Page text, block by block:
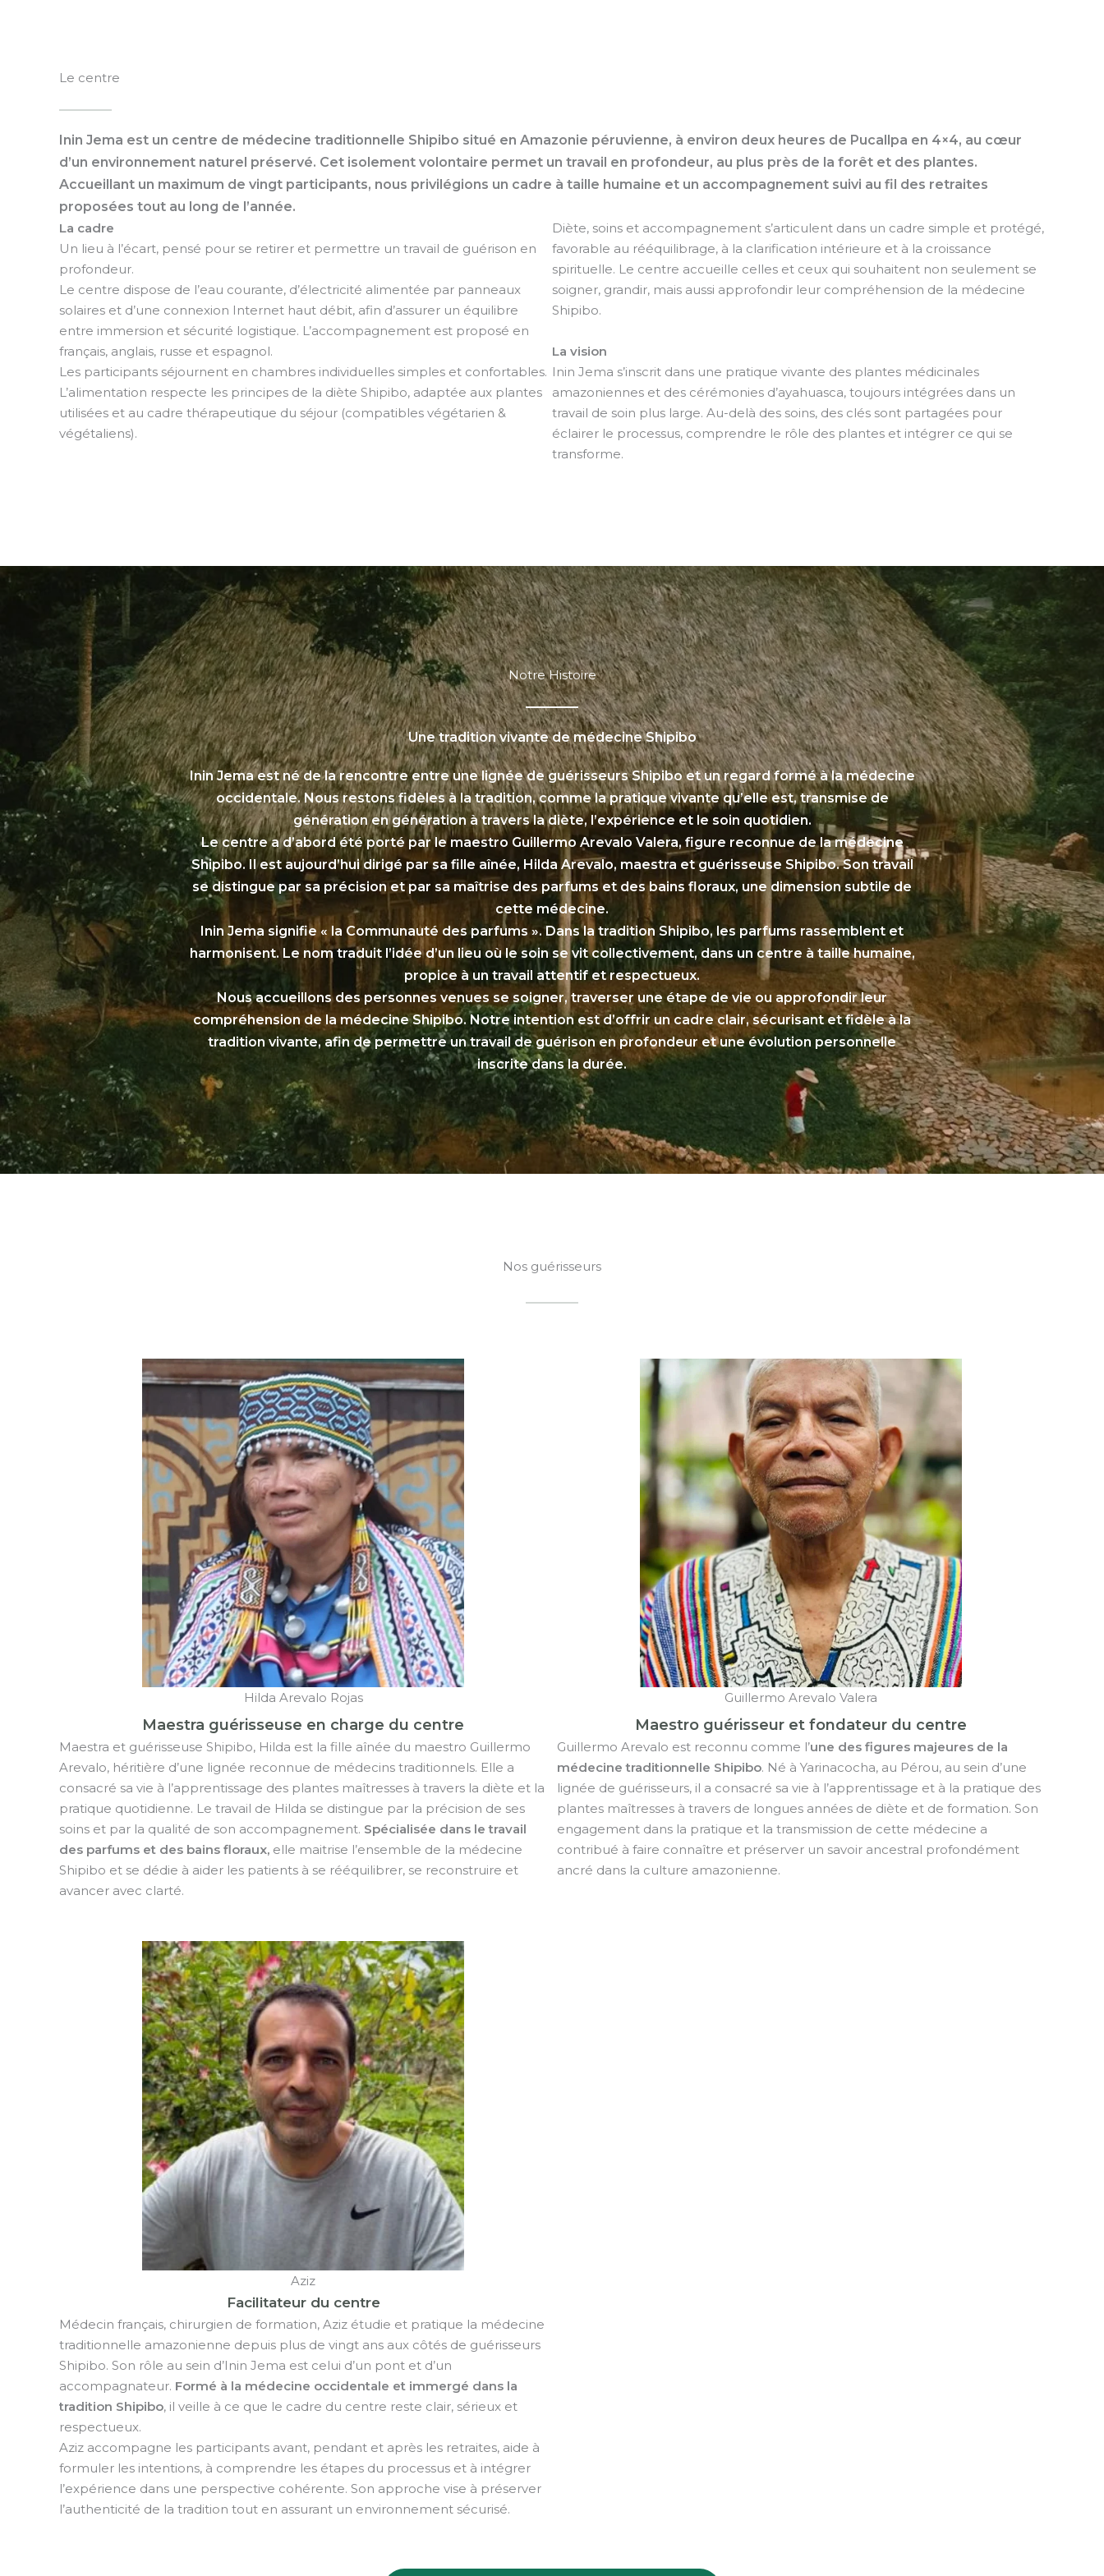
Le centre
Inin Jema est un centre de médecine traditionnelle Shipibo situé en Amazonie péruvienne, à environ deux heures de Pucallpa en 4×4, au cœur
d’un environnement naturel préservé. Cet isolement volontaire permet un travail en profondeur, au plus près de la forêt et des plantes.
Accueillant un maximum de vingt participants, nous privilégions un cadre à taille humaine et un accompagnement suivi au fil des retraites
proposées tout au long de l’année.
La cadre
Un lieu à l’écart, pensé pour se retirer et permettre un travail de guérison en
profondeur.
Le centre dispose de l’eau courante, d’électricité alimentée par panneaux
solaires et d’une connexion Internet haut débit, afin d’assurer un équilibre
entre immersion et sécurité logistique. L’accompagnement est proposé en
français, anglais, russe et espagnol.
Les participants séjournent en chambres individuelles simples et confortables.
L’alimentation respecte les principes de la diète Shipibo, adaptée aux plantes
utilisées et au cadre thérapeutique du séjour (compatibles végétarien &
végétaliens).
Diète, soins et accompagnement s’articulent dans un cadre simple et protégé,
favorable au rééquilibrage, à la clarification intérieure et à la croissance
spirituelle. Le centre accueille celles et ceux qui souhaitent non seulement se
soigner, grandir, mais aussi approfondir leur compréhension de la médecine
Shipibo.
La vision
Inin Jema s’inscrit dans une pratique vivante des plantes médicinales
amazoniennes et des cérémonies d’ayahuasca, toujours intégrées dans un
travail de soin plus large. Au-delà des soins, des clés sont partagées pour
éclairer le processus, comprendre le rôle des plantes et intégrer ce qui se
transforme.
Notre Histoire
Une tradition vivante de médecine Shipibo
Inin Jema est né de la rencontre entre une lignée de guérisseurs Shipibo et un regard formé à la médecine
occidentale. Nous restons fidèles à la tradition,commela pratique vivante qu’elle est, transmise de
génération en génération à travers la diète, l’expérience et le soin quotidien.
Le centre a d’abord été porté par le maestro Guillermo Arevalo Valera, figure reconnue de la médecine
Shipibo. Il est aujourd’hui dirigé par sa fille aînée, Hilda Arevalo, maestra et guérisseuse Shipibo. Son travail
se distingue par sa précision et par sa maîtrise des parfums et des bains floraux, une dimension subtile de
cette médecine.
Inin Jema signifie « la Communauté des parfums ». Dans la tradition Shipibo, les parfums rassemblent et
harmonisent. Le nom traduit l’idée d’un lieu où le soin se vit collectivement, dans un centre à taille humaine,
propice à un travail attentif et respectueux.
Nous accueillons des personnes venues se soigner, traverser une étape de vie ou approfondir leur
compréhension de la médecine Shipibo. Notre intention est d’offrir un cadre clair, sécurisant et fidèle à la
tradition vivante, afin de permettre un travail de guérison en profondeur et une évolution personnelle
inscrite dans la durée.
Nos guérisseurs
Hilda Arevalo Rojas
Maestra guérisseuse en charge du centre
Maestra et guérisseuse Shipibo, Hilda est la fille aînée du maestro Guillermo
Arevalo, héritière d’une lignée reconnue de médecins traditionnels. Elle a
consacré sa vie à l’apprentissage des plantes maîtresses à travers la diète et la
pratique quotidienne. Le travail de Hilda se distingue par la précision de ses
soins et par la qualité de son accompagnement. Spécialisée dans le travail
des parfums et des bains floraux, elle maitrise l’ensemble de la médecine
Shipibo et se dédie à aider les patients à se rééquilibrer, se reconstruire et
avancer avec clarté.
Aziz
Facilitateur du centre
Médecin français, chirurgien de formation, Aziz étudie et pratique la médecine
traditionnelle amazonienne depuis plus de vingt ans aux côtés de guérisseurs
Shipibo. Son rôle au sein d’Inin Jema est celui d’un pont et d’un
accompagnateur. Formé à la médecine occidentale et immergé dans la
tradition Shipibo, il veille à ce que le cadre du centre reste clair, sérieux et
respectueux.
Aziz accompagne les participants avant, pendant et après les retraites, aide à
formuler les intentions, à comprendre les étapes du processus et à intégrer
l’expérience dans une perspective cohérente. Son approche vise à préserver
l’authenticité de la tradition tout en assurant un environnement sécurisé.
Guillermo Arevalo Valera
Maestro guérisseur et fondateur du centre
Guillermo Arevalo est reconnu comme l’une des figures majeures de la
médecine traditionnelle Shipibo. Né à Yarinacocha, au Pérou, au sein d’une
lignée de guérisseurs, il a consacré sa vie à l’apprentissage et à la pratique des
plantes maîtresses à travers de longues années de diète et de formation. Son
engagement dans la pratique et la transmission de cette médecine a
contribué à faire connaître et préserver un savoir ancestral profondément
ancré dans la culture amazonienne.